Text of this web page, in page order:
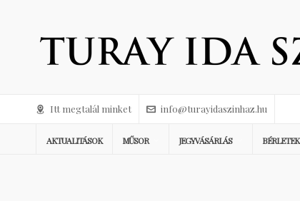
Itt megtalál minket info@turayidaszinhaz.hu
AKTUALITÁSOK MŰSOR JEGYVÁSÁRLÁS BÉRLETEK